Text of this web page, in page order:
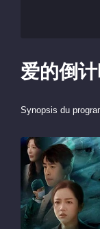
爱的倒
Synopsis du